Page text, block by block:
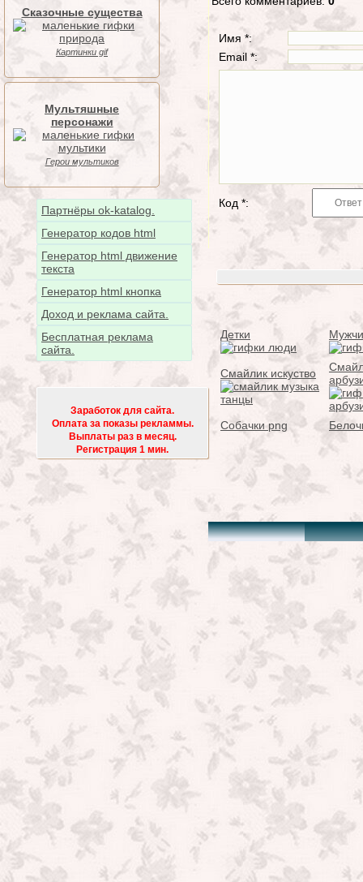
Сказочные существа
Картинки gif
Мультяшные
персонажи
Герои мультиков
Партнёры ok-katalog.
Генератор кодов html
Генератор html движение
текста
Генератор html кнопка
Доход и реклама сайта.
Бесплатная реклама
сайта.
Заработок для сайта.
Оплата за показы рекламмы.
Выплаты раз в месяц.
Регистрация 1 мин.
Имя *:
Email *:
Код *:
Детки
Смайлик искуство
Собачки png